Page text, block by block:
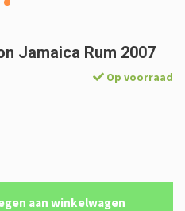
Jamaica Rum 2007
Op voorraad
aan winkelwagen